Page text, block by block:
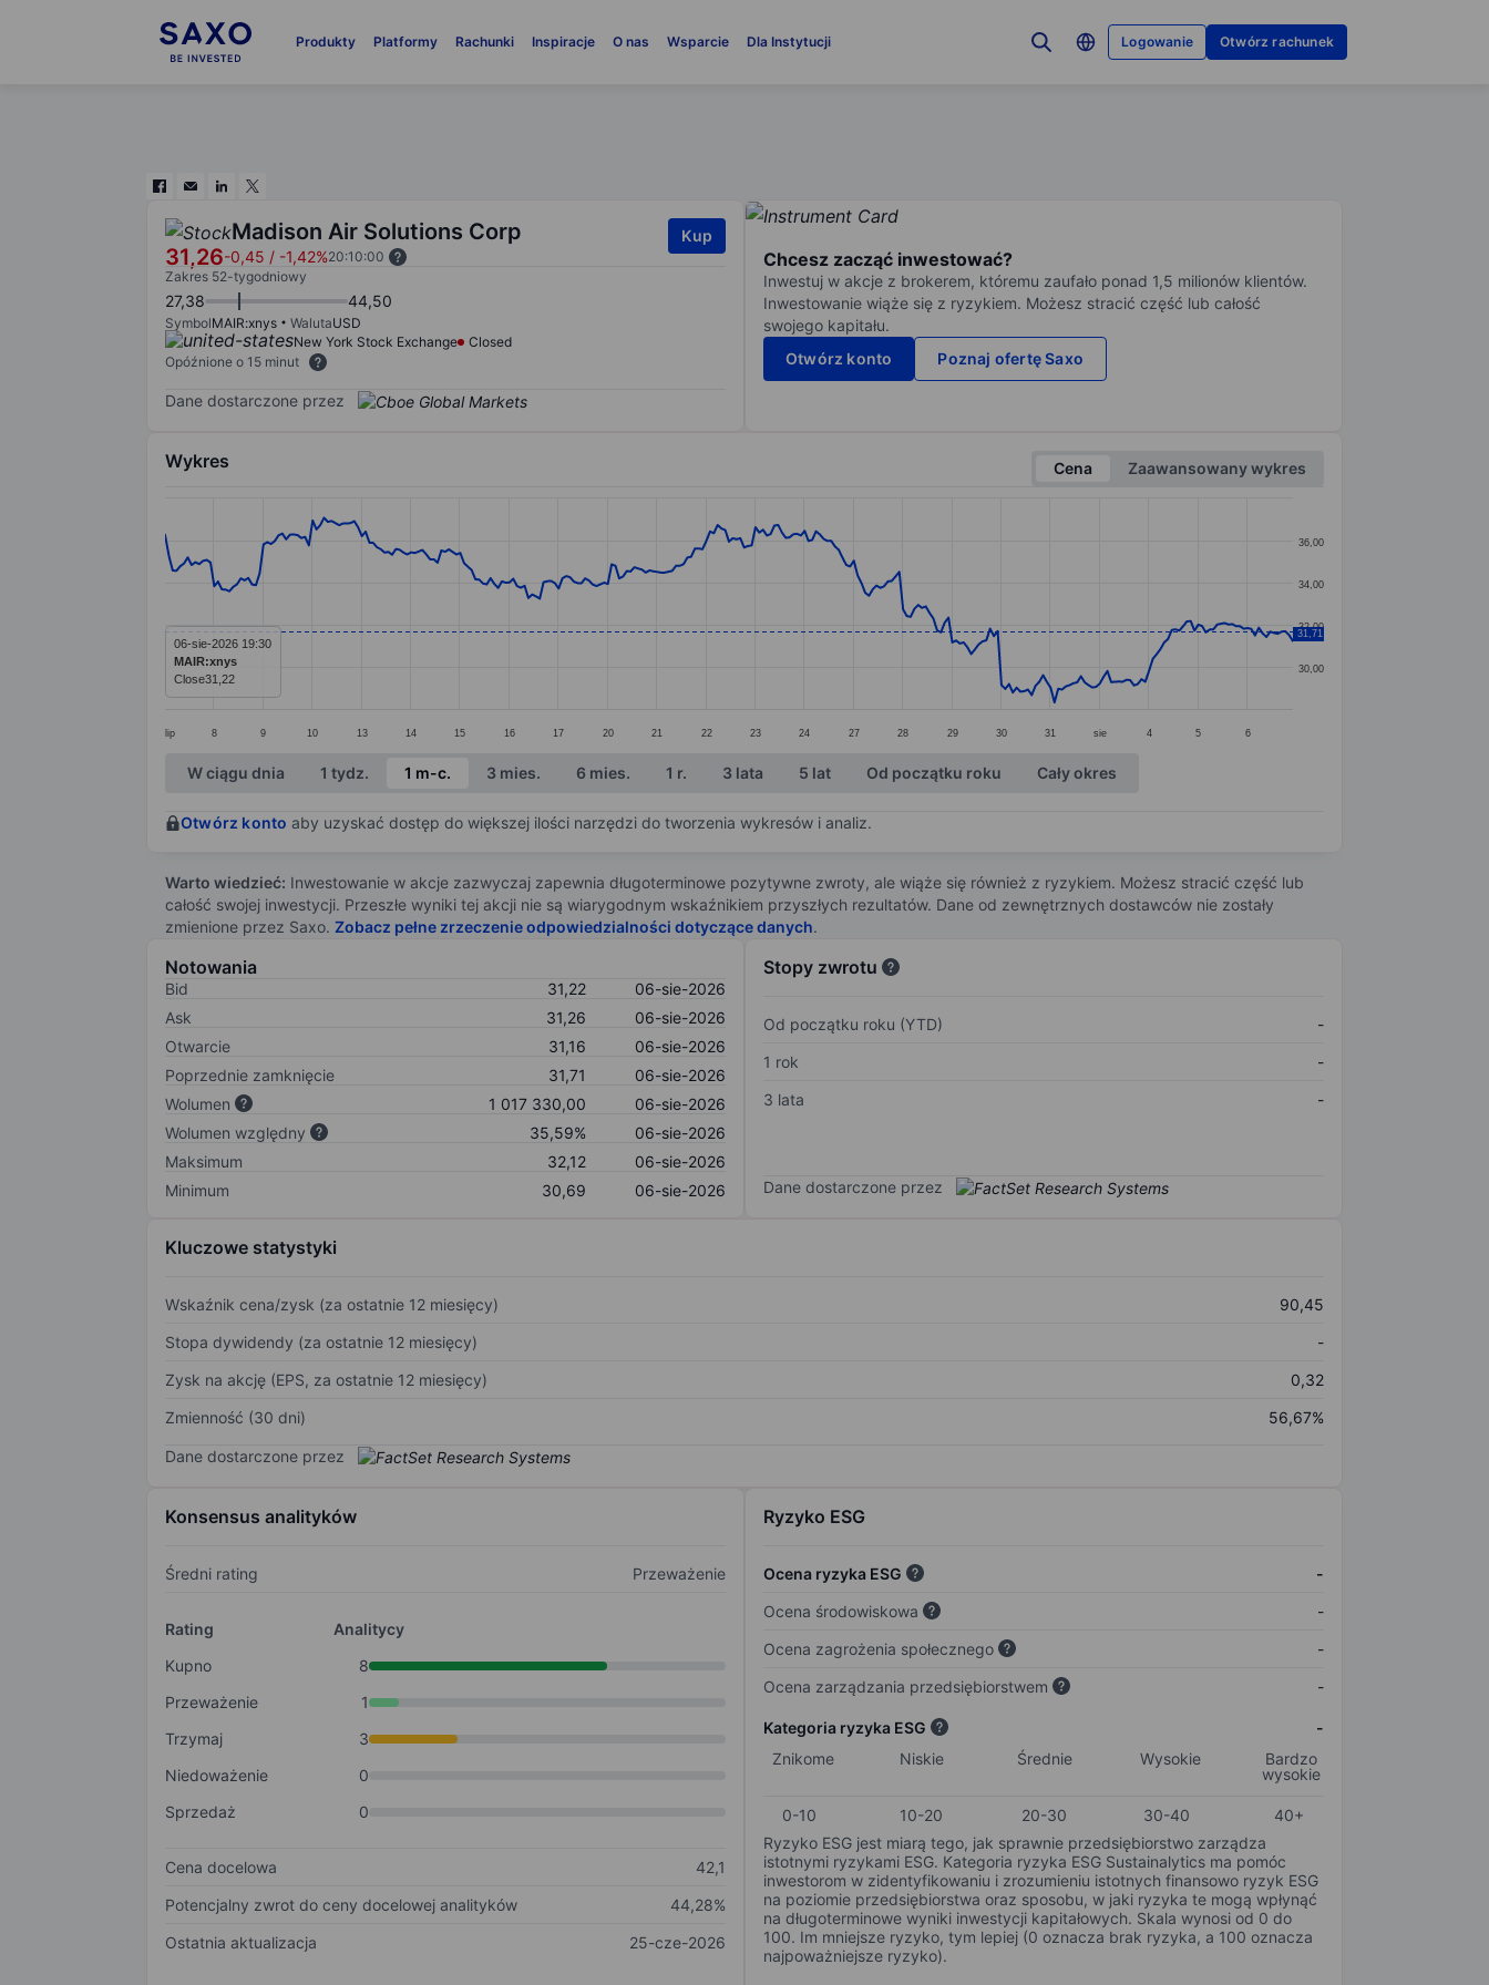
Produkty Platformy Rachunki Inspiracje O nas Wsparcie Dla Instytucji Logowanie Otwórz rachunek
Madison Air Solutions Corp
31,26-0,45 / -1,42%20:10:00
Kup
Zakres 52-tygodniowy
27,38 44,50
SymbolMAIR:xnys WalutaUSD
New York Stock Exchange
Closed
Opóźnione o 15 minut
Dane dostarczone przez
Chcesz zacząć inwestować?
Inwestuj w akcje z brokerem, któremu zaufało ponad 1,5 milionów klientów.
Inwestowanie wiąże się z ryzykiem. Możesz stracić część lub całość
swojego kapitału.
Otwórz konto
Poznaj ofertę Saxo
Wykres Cena
Zaawansowany wykres
Line chart with 299 data points.
The chart has 1 X axis displaying categories.
lip 8 9 10 13 14 15 16 17 20 21 22 23 24 27 28 29 30 31 sie 4 5 6
30,00
32,00
34,00
36,00
31,71
06-sie-2026 19:30
MAIR:xnys
Close31,22
End of interactive chart.
W ciągu dnia 1 tydz. 1 m-c. 3 mies. 6 mies. 1 r. 3 lata 5 lat Od początku roku Cały okres
Otwórz konto aby uzyskać dostęp do większej ilości narzędzi do tworzenia wykresów i analiz.
Warto wiedzieć: Inwestowanie w akcje zazwyczaj zapewnia długoterminowe pozytywne zwroty, ale wiąże się również z ryzykiem. Możesz stracić część lub
całość swojej inwestycji. Przeszłe wyniki tej akcji nie są wiarygodnym wskaźnikiem przyszłych rezultatów. Dane od zewnętrznych dostawców nie zostały
zmienione przez Saxo. Zobacz pełne zrzeczenie odpowiedzialności dotyczące danych.
Notowania
Bid 31,22
06-sie-2026
Ask
31,26
06-sie-2026
Otwarcie
31,16
06-sie-2026
Poprzednie zamknięcie
31,71
06-sie-2026
Wolumen
1 017 330,00
06-sie-2026
Wolumen względny
35,59%
06-sie-2026
Maksimum
32,12
06-sie-2026
Minimum
30,69 06-sie-2026
Stopy zwrotu
Od początku roku (YTD)
-
1 rok
-
3 lata
-
Dane dostarczone przez
Kluczowe statystyki
Wskaźnik cena/zysk (za ostatnie 12 miesięcy)
90,45
Stopa dywidendy (za ostatnie 12 miesięcy)
-
Zysk na akcję (EPS, za ostatnie 12 miesięcy)
0,32
Zmienność (30 dni)
56,67%
Dane dostarczone przez
Konsensus analityków
Średni rating Przeważenie
Rating
Analitycy
Kupno
8
Przeważenie
1
Trzymaj
3
Niedoważenie
0
Sprzedaż
0
Cena docelowa
42,1
Potencjalny zwrot do ceny docelowej analityków
44,28%
Ostatnia aktualizacja
25-cze-2026
Ryzyko ESG
Ocena ryzyka ESG
-
Ocena środowiskowa
-
Ocena zagrożenia społecznego
-
Ocena zarządzania przedsiębiorstwem
-
Kategoria ryzyka ESG
-
Znikome
Niskie Średnie Wysokie
Bardzo
wysokie
0-10 10-20 20-30 30-40
40+
Ryzyko ESG jest miarą tego, jak sprawnie przedsiębiorstwo zarządza
istotnymi ryzykami ESG. Kategoria ryzyka ESG Sustainalytics ma pomóc
inwestorom w zidentyfikowaniu i zrozumieniu istotnych finansowo ryzyk ESG
na poziomie przedsiębiorstwa oraz sposobu, w jaki ryzyka te mogą wpłynąć
na długoterminowe wyniki inwestycji kapitałowych. Skala wynosi od 0 do
100. Im mniejsze ryzyko, tym lepiej (0 oznacza brak ryzyka, a 100 oznacza
najpoważniejsze ryzyko).